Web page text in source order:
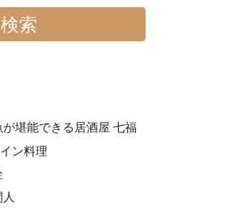
堪能できる居酒屋 七福
ン料理